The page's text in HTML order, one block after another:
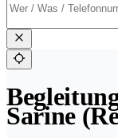
Sarine